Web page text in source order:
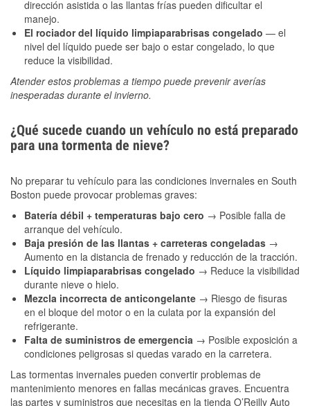
dirección asistida o las llantas frías pueden dificultar el
manejo.
El rociador del líquido limpiaparabrisas congelado — el
nivel del líquido puede ser bajo o estar congelado, lo que
reduce la visibilidad.
Atender estos problemas a tiempo puede prevenir averías
inesperadas durante el invierno.
¿Qué sucede cuando un vehículo no está preparado
para una tormenta de nieve?
No preparar tu vehículo para las condiciones invernales en South
Boston puede provocar problemas graves:
Batería débil + temperaturas bajo cero → Posible falla de
arranque del vehículo.
Baja presión de las llantas + carreteras congeladas →
Aumento en la distancia de frenado y reducción de la tracción.
Líquido limpiaparabrisas congelado → Reduce la visibilidad
durante nieve o hielo.
Mezcla incorrecta de anticongelante → Riesgo de fisuras
en el bloque del motor o en la culata por la expansión del
refrigerante.
Falta de suministros de emergencia → Posible exposición a
condiciones peligrosas si quedas varado en la carretera.
Las tormentas invernales pueden convertir problemas de
mantenimiento menores en fallas mecánicas graves. Encuentra
las partes y suministros que necesitas en la tienda O’Reilly Auto